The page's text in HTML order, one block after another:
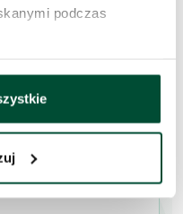
podczas